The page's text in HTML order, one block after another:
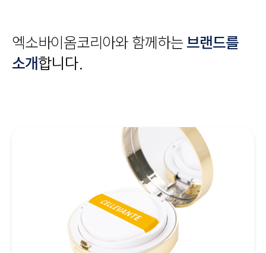
엑소바이옴코리아와 함께하는브랜드를
소개합니다.